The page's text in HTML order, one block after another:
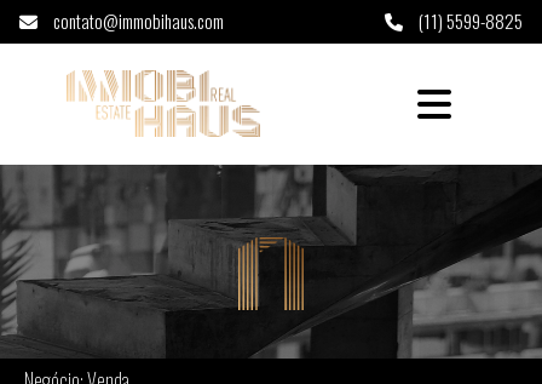
contato@immobihaus.com (11) 5599-8825
Imóveis à venda em Veleiros - São Paulo